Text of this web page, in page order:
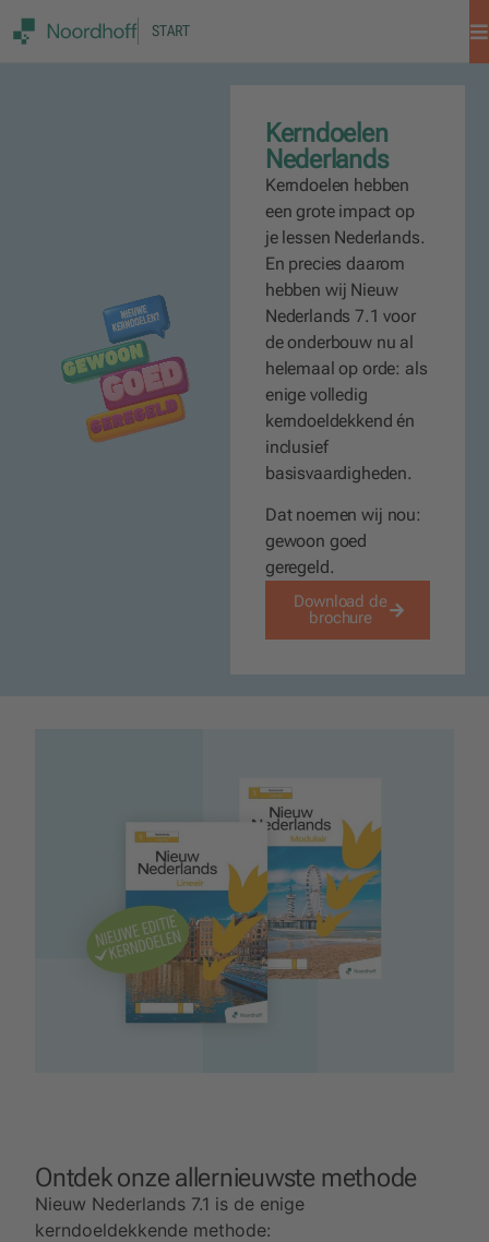
START
Kerndoelen
Nederlands
Kerndoelen hebben
een grote impact op
je lessen Nederlands.
En precies daarom
hebben wij Nieuw
Nederlands 7.1 voor
de onderbouw nu al
helemaal op orde: als
enige volledig
kerndoeldekkend én
inclusief
basisvaardigheden.
Dat noemen wij nou:
gewoon goed
geregeld.
Download de
brochure
Ontdek onze allernieuwste methode
Nieuw Nederlands 7.1 is de enige
kerndoeldekkende methode: